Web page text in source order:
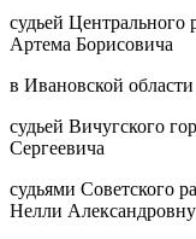
судьей Центрального
Артема Борисовича
в Ивановской области
судьей Вичугского
Сергеевича
судьями Советского
Нелли Александровну